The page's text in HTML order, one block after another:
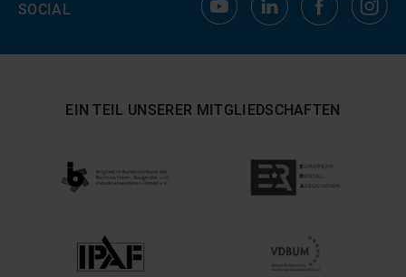
SOCIAL
EIN TEIL UNSERER MITGLIEDSCHAFTEN